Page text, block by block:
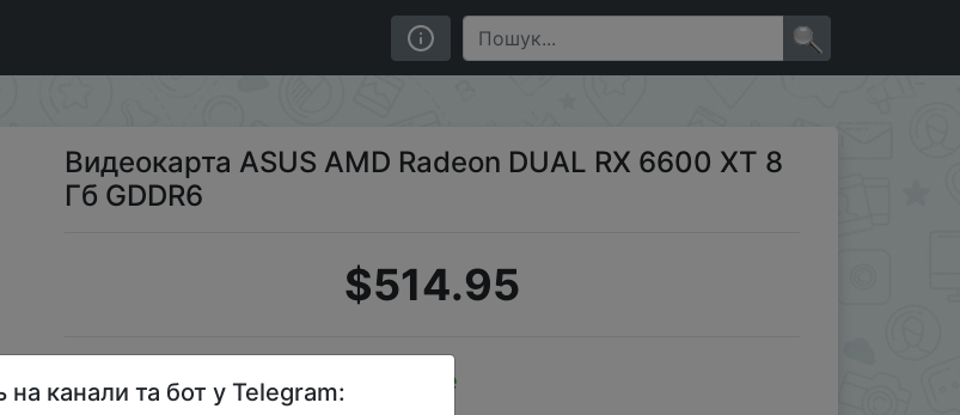
8 Гб GDDR6
Видеокарта ASUS AMD Radeon DUAL RX 6600 XT 8
Гб GDDR6
$514.95
Sale
на канали та бот у Telegram: